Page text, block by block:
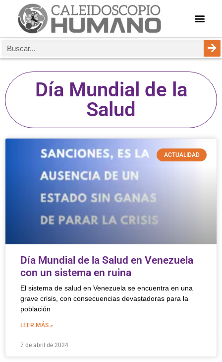
Día Mundial de la
Salud
ACTUALIDAD
Día Mundial de la Salud en Venezuela
con un sistema en ruina
El sistema de salud en Venezuela se encuentra en una
grave crisis, con consecuencias devastadoras para la
población
LEER MÁS »
7 de abril de 2024